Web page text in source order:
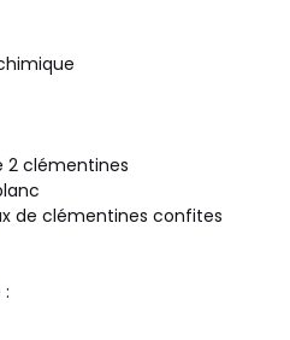
2 clémentines
de clémentines confites